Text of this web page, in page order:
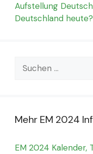
Aufstellung
Deutschland heute?
Suchen
nach:
Mehr EM 2024
EM 2024 Kalender,